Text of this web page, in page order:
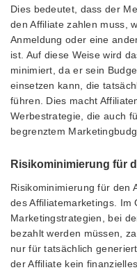
Dies bedeutet, dass der
den Affiliate zahlen muss,
Anmeldung oder eine
ist. Auf diese Weise wird
minimiert, da er sein
einsetzen kann, die
führen. Dies macht
Werbestrategie, die auch
begrenztem
Risikominimierung für
Risikominimierung für den
des Affiliatemarketings. Im
Marketingstrategien, bei
bezahlt werden müssen,
nur für tatsächlich
der Affiliate kein